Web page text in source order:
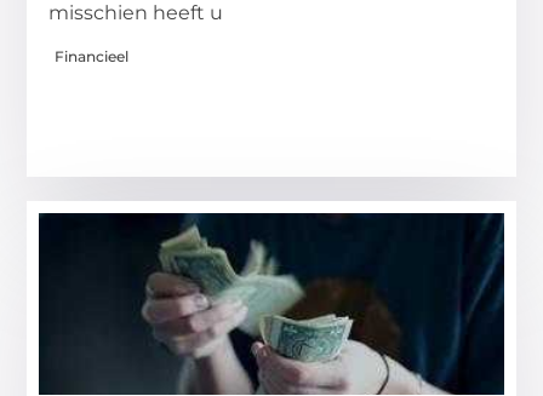
misschien heeft u
Financieel